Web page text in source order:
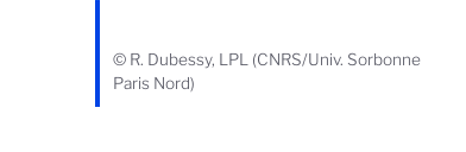
© R. Dubessy, LPL (CNRS/Univ. Sorbonne
Paris Nord)